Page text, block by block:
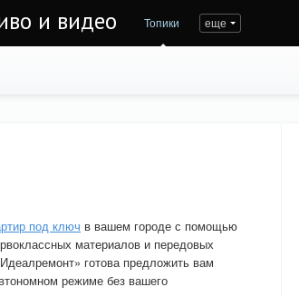
и видео Топики еще
под ключ в вашем городе с помощью
материалов и передовых
готова предложить вам
режиме без вашего